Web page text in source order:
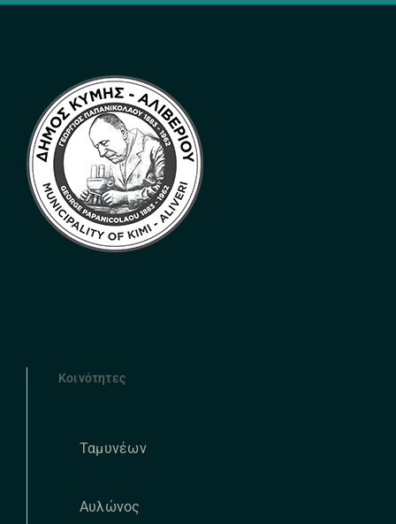
Κοινότητες
Ταμυνέων
Αυλώνος